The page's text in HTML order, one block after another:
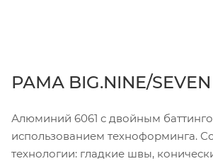
РАМА BIG.NINE/SEVEN
Алюминий 6061 с двойным
использованием техноформинга.
технологии: гладкие швы,